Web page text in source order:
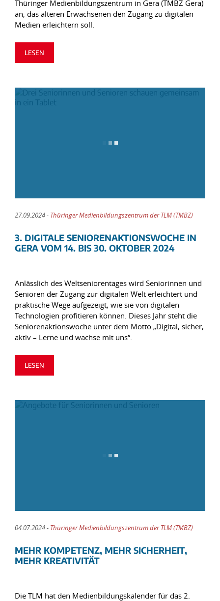
Thüringer Medienbildungszentrum in Gera (TMBZ Gera)
an, das älteren Erwachsenen den Zugang zu digitalen
Medien erleichtern soll.
LESEN
27.09.2024 - Thüringer Medienbildungszentrum der TLM (TMBZ)
3. DIGITALE SENIORENAKTIONSWOCHE IN
GERA VOM 14. BIS 30. OKTOBER 2024
Anlässlich des Weltseniorentages wird Seniorinnen und
Senioren der Zugang zur digitalen Welt erleichtert und
praktische Wege aufgezeigt, wie sie von digitalen
Technologien profitieren können. Dieses Jahr steht die
Seniorenaktionswoche unter dem Motto „Digital, sicher,
aktiv – Lerne und wachse mit uns“.
LESEN
04.07.2024 - Thüringer Medienbildungszentrum der TLM (TMBZ)
MEHR KOMPETENZ, MEHR SICHERHEIT,
MEHR KREATIVITÄT
Die TLM hat den Medienbildungskalender für das 2.